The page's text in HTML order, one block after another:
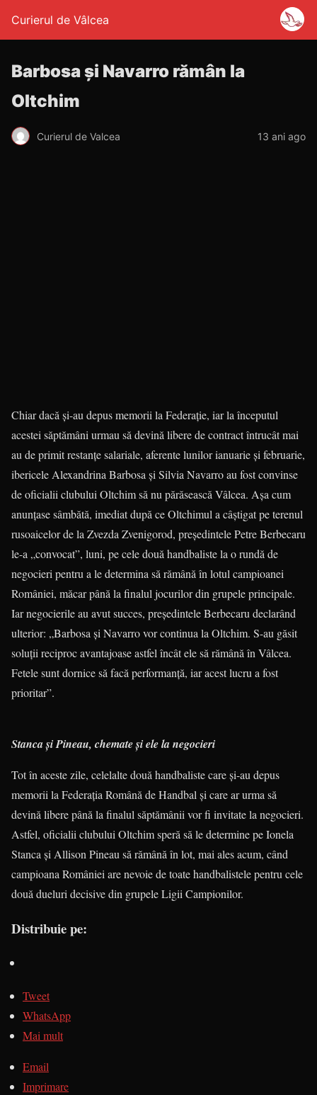
Curierul de Vâlcea
Barbosa şi Navarro rămân la
Oltchim
Curierul de Valcea 13 ani ago
Chiar dacă şi-au depus memorii la Federaţie, iar la începutul
acestei săptămâni urmau să devină libere de contract întrucât mai
au de primit restanţe salariale, aferente lunilor ianuarie şi februarie,
ibericele Alexandrina Barbosa şi Silvia Navarro au fost convinse
de oficialii clubului Oltchim să nu părăsească Vâlcea. Aşa cum
anunţase sâmbătă, imediat după ce Oltchimul a câştigat pe terenul
rusoaicelor de la Zvezda Zvenigorod, preşedintele Petre Berbecaru
le-a „convocat”, luni, pe cele două handbaliste la o rundă de
negocieri pentru a le determina să rămână în lotul campioanei
României, măcar până la finalul jocurilor din grupele principale.
Iar negocierile au avut succes, preşedintele Berbecaru declarând
ulterior: „Barbosa şi Navarro vor continua la Oltchim. S-au găsit
soluţii reciproc avantajoase astfel încât ele să rămână în Vâlcea.
Fetele sunt dornice să facă performanţă, iar acest lucru a fost
prioritar”.
Stanca şi Pineau, chemate şi ele la negocieri
Tot în aceste zile, celelalte două handbaliste care şi-au depus
memorii la Federaţia Română de Handbal şi care ar urma să
devină libere până la finalul săptămânii vor fi invitate la negocieri.
Astfel, oficialii clubului Oltchim speră să le determine pe Ionela
Stanca şi Allison Pineau să rămână în lot, mai ales acum, când
campioana României are nevoie de toate handbalistele pentru cele
două dueluri decisive din grupele Ligii Campionilor.
Distribuie pe:
Tweet
WhatsApp
Mai mult
Email
Imprimare